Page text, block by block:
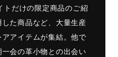
トだけの限定商品のご紹
た商品など、大量生産
アイテムが集結。他で
会の革小物との出会い